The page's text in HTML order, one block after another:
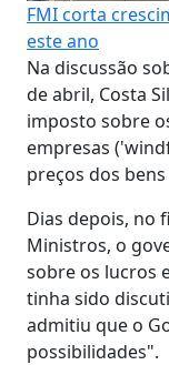
FMI corta
este ano
Na discussão
de abril, Costa
imposto sobre
empresas
preços dos
Dias depois, no
Ministros, o
sobre os lucros
tinha sido
admitiu que o
possibilidades".